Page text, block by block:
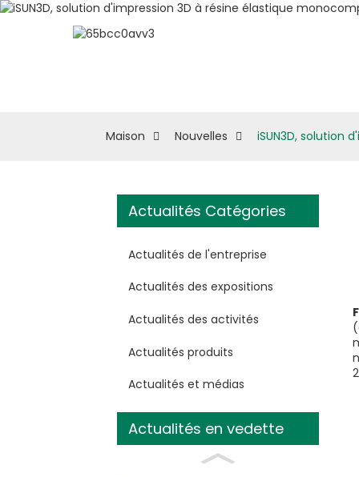
Maison Nouvelles iSUN3D, solution
Actualités Catégories
Actualités de l'entreprise
Actualités des expositions
Actualités des activités
Actualités produits
Actualités et médias
Actualités en vedette